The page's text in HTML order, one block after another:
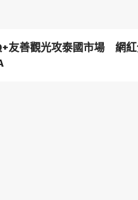
友善觀光攻泰國市場 網紅